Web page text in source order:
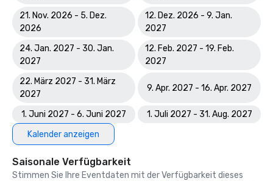
21. Nov. 2026 - 5. Dez.
2026
12. Dez. 2026 - 9. Jan.
2027
24. Jan. 2027 - 30. Jan.
2027
12. Feb. 2027 - 19. Feb.
2027
22. März 2027 - 31. März
2027
9. Apr. 2027 - 16. Apr. 2027
1. Juni 2027 - 6. Juni 2027
1. Juli 2027 - 31. Aug. 2027
Kalender anzeigen
Saisonale Verfügbarkeit
Stimmen Sie Ihre Eventdaten mit der Verfügbarkeit dieses